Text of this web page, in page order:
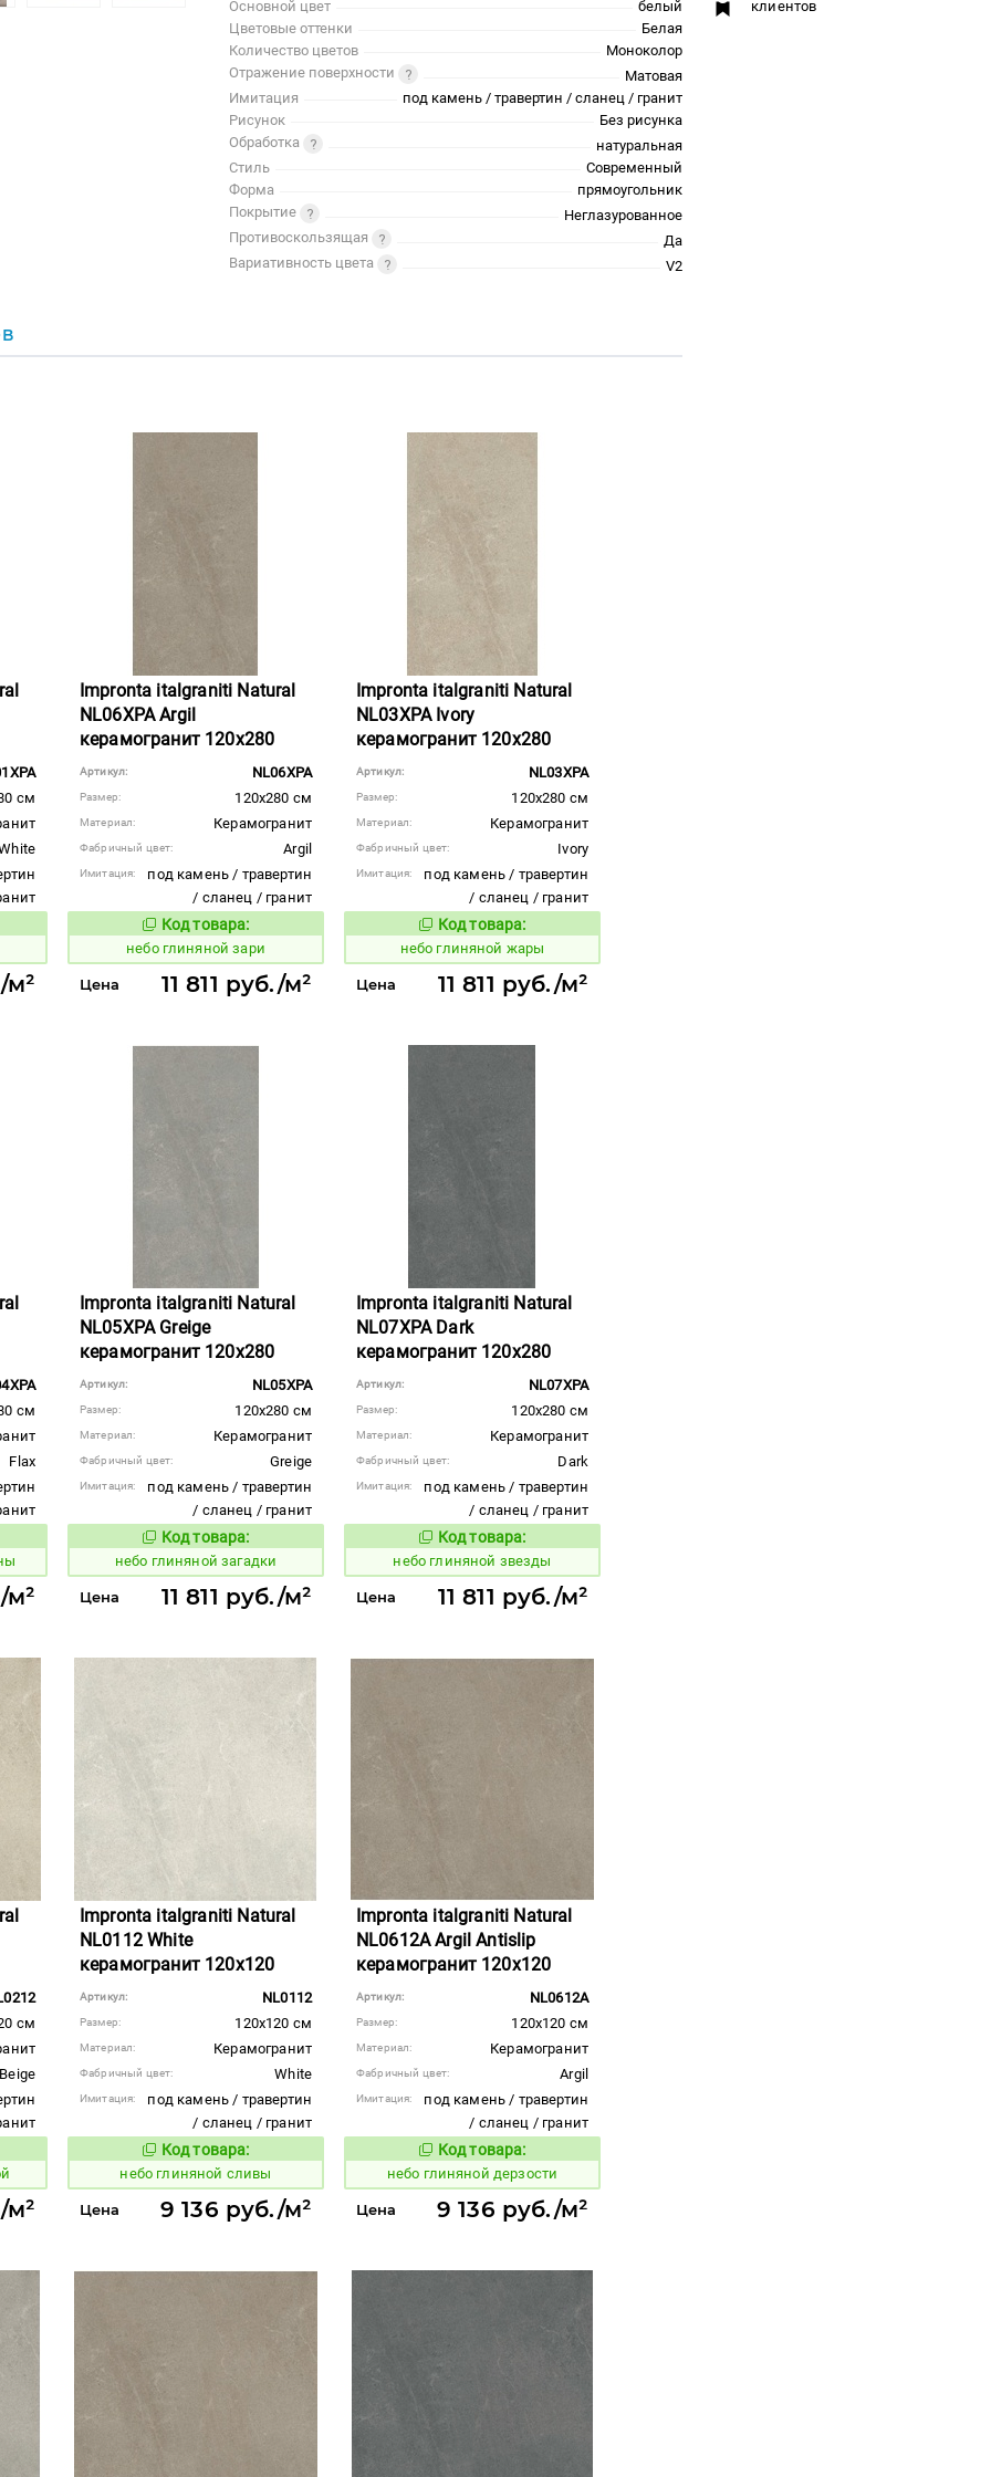
Основной цвет
белый
Цветовые оттенки
Белая
Количество цветов
Моноколор
Отражение поверхности
Матовая
Имитация
под камень / травертин / сланец / гранит
Рисунок
Без рисунка
Обработка
натуральная
Стиль
Современный
Форма
прямоугольник
Покрытие
Неглазурованное
Противоскользящая
Да
Вариативность цвета
V2
см
м²
Impronta italgraniti Natural
NL06XPA Argil
керамогранит 120x280
Артикул: NL06XPA
Размер: 120x280 см
Материал: Керамогранит
Фабричный цвет: Argil
Имитация:
под камень / травертин
/ сланец / гранит
Код товара:
1111528 Код товара:
небо глиняной зари
Цена 11 811 руб./м²
Impronta italgraniti Natural
NL03XPA Ivory
керамогранит 120x280
Артикул: NL03XPA
Размер: 120x280 см
Материал: Керамогранит
Фабричный цвет: Ivory
Имитация:
под камень / травертин
/ сланец / гранит
Код товара:
1111525 Код товара:
небо глиняной жары
Цена 11 811 руб./м²
см
Flax
м²
Impronta italgraniti Natural
NL05XPA Greige
керамогранит 120x280
Артикул: NL05XPA
Размер: 120x280 см
Материал: Керамогранит
Фабричный цвет: Greige
Имитация:
под камень / травертин
/ сланец / гранит
Код товара:
1111527 Код товара:
небо глиняной загадки
Цена 11 811 руб./м²
Impronta italgraniti Natural
NL07XPA Dark
керамогранит 120x280
Артикул: NL07XPA
Размер: 120x280 см
Материал: Керамогранит
Фабричный цвет: Dark
Имитация:
под камень / травертин
/ сланец / гранит
Код товара:
1111529 Код товара:
небо глиняной звезды
Цена 11 811 руб./м²
см
Beige
м²
Impronta italgraniti Natural
NL0112 White
керамогранит 120x120
Артикул: NL0112
Размер: 120x120 см
Материал: Керамогранит
Фабричный цвет: White
Имитация:
под камень / травертин
/ сланец / гранит
Код товара:
1111511 Код товара:
небо глиняной сливы
Цена 9 136 руб./м²
Impronta italgraniti Natural
NL0612A Argil Antislip
керамогранит 120x120
Артикул: NL0612A
Размер: 120x120 см
Материал: Керамогранит
Фабричный цвет: Argil
Имитация:
под камень / травертин
/ сланец / гранит
Код товара:
1111520 Код товара:
небо глиняной дерзости
Цена 9 136 руб./м²
клиентов